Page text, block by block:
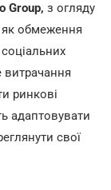
Group, з огляду
як обмеження
ринкові
адаптовувати
свої